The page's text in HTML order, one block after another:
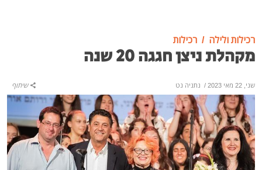
רכילות ולילה רכילות
מקהלת ניצן חגגה 20 שנה
שני, 22 מאי 2023 / נתניה נט שיתוף